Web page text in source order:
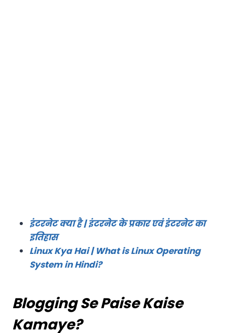
इंटरनेट क्या है | इंटरनेट के प्रकार एवं इंटरनेट का
इतिहास
Linux Kya Hai | What is Linux Operating
System in Hindi?
Blogging Se Paise Kaise
Kamaye?